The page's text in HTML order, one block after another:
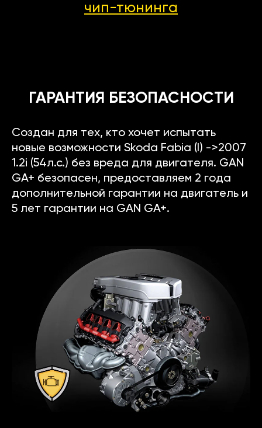
чип-тюнинга
ГАРАНТИЯ БЕЗОПАСНОСТИ
Создан для тех, кто хочет испытать
новые возможности Skoda Fabia (I) ->2007
1.2i (54л.с.) без вреда для двигателя. GAN
GA+ безопасен, предоставляем 2 года
дополнительной гарантии на двигатель и
5 лет гарантии на GAN GA+.